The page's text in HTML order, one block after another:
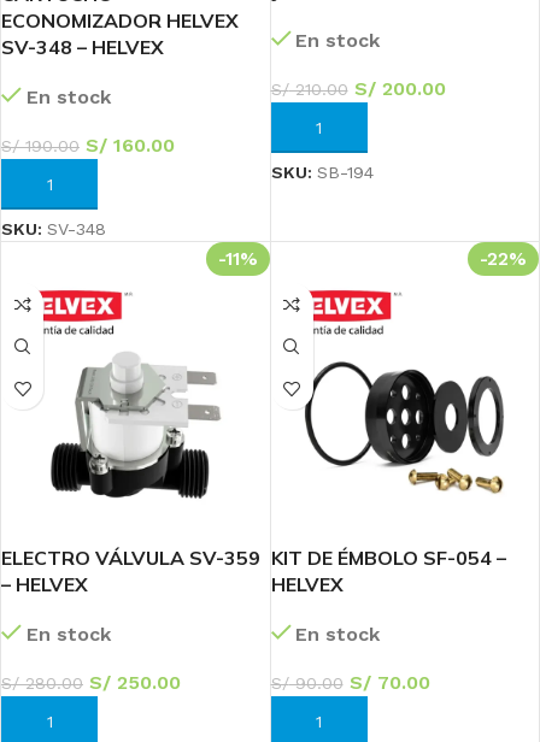
ECONOMIZADOR HELVEX
SV-348 – HELVEX
En stock
S/190.00 S/ 160.00
AÑADIR AL CARRITO
SKU: SV-348
En stock
S/210.00 S/200.00
AÑADIR AL CARRITO
SKU: SB-194
-11%
ELECTRO VÁLVULA SV-359
– HELVEX
En stock
S/280.00 S/ 250.00
AÑADIR AL CARRITO
-22%
KIT DE ÉMBOLO SF-054 –
HELVEX
En stock
S/90.00 S/70.00
AÑADIR AL CARRITO